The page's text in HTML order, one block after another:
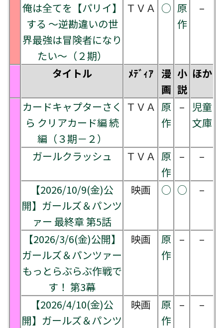
俺は全てを【パリイ】
する ～逆勘違いの世
界最強は冒険者になり
たい～（２期）
ＴＶＡ ○ 原
作
–
タイトル ﾒﾃﾞｨｱ
漫
画
小
説
ほか
カードキャプターさく
ら クリアカード編 続
編（３期－２）
ＴＶＡ 原
作
–
児童
文庫
ガールクラッシュ ＴＶＡ 原
作
– –
【2026/10/9(金)公
開】ガールズ＆パンツ
ァー 最終章 第5話
映画 ○ ○ –
【2026/3/6(金)公開】
ガールズ＆パンツァー
もっとらぶらぶ作戦で
す！ 第3幕
映画
原
作
– –
【2026/4/10(金)公
開】ガールズ＆パンツ
映画
原
作
– –